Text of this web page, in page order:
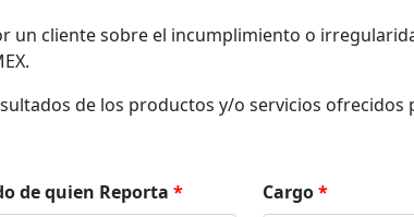
un cliente sobre el incumplimiento o
de los productos y/o servicios ofrecidos
de quien Reporta * Cargo*